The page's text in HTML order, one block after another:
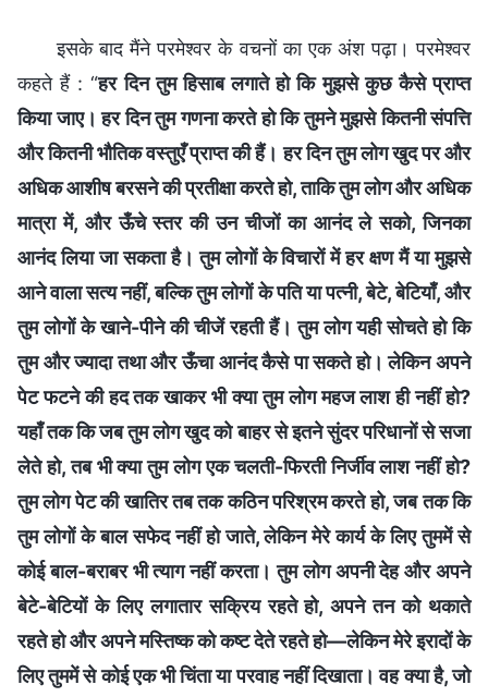
इसके बाद मैंने परमेश्वर के वचनों का एक अंश पढ़ा। परमेश्वर
कहते हैं : “हर दिन तुम हिसाब लगाते हो कि मुझसे कुछ कैसे प्राप्त
किया जाए। हर दिन तुम गणना करते हो कि तुमने मुझसे कितनी संपत्ति
और कितनी भौतिक वस्तुएँ प्राप्त की हैं। हर दिन तुम लोग खुद पर और
अधिक आशीष बरसने की प्रतीक्षा करते हो, ताकि तुम लोग और अधिक
मात्रा में, और ऊँचे स्तर की उन चीजों का आनंद ले सको, जिनका
आनंद लिया जा सकता है। तुम लोगों के विचारों में हर क्षण मैं या मुझसे
आने वाला सत्य नहीं, बल्कि तुम लोगों के पति या पत्नी, बेटे, बेटियाँ, और
तुम लोगों के खाने-पीने की चीजें रहती हैं। तुम लोग यही सोचते हो कि
तुम और ज्यादा तथा और ऊँचा आनंद कैसे पा सकते हो। लेकिन अपने
पेट फटने की हद तक खाकर भी क्या तुम लोग महज लाश ही नहीं हो?
यहाँ तक कि जब तुम लोग खुद को बाहर से इतने सुंदर परिधानों से सजा
लेते हो, तब भी क्या तुम लोग एक चलती-फिरती निर्जीव लाश नहीं हो?
तुम लोग पेट की खातिर तब तक कठिन परिश्रम करते हो, जब तक कि
तुम लोगों के बाल सफेद नहीं हो जाते, लेकिन मेरे कार्य के लिए तुममें से
कोई बाल-बराबर भी त्याग नहीं करता। तुम लोग अपनी देह और अपने
बेटे-बेटियों के लिए लगातार सक्रिय रहते हो, अपने तन को थकाते
रहते हो और अपने मस्तिष्क को कष्ट देते रहते हो—लेकिन मेरे इरादों के
लिए तुममें से कोई एक भी चिंता या परवाह नहीं दिखाता। वह क्या है, जो